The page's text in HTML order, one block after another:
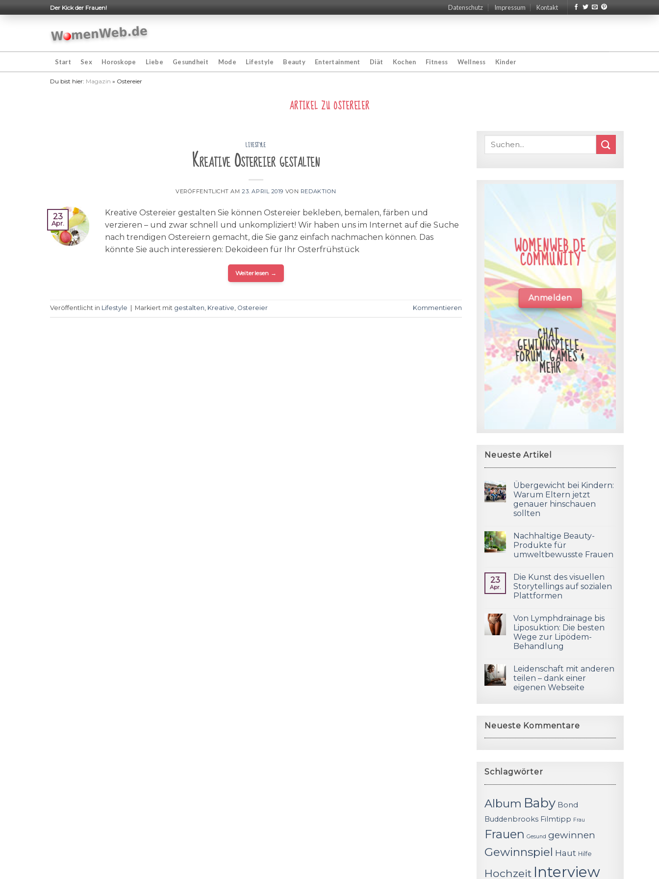
to
Der Kick der Frauen! Datenschutz Impressum Kontakt
Start Sex Horoskope Liebe Gesundheit Mode Lifestyle Beauty Entertainment Diät Kochen Fitness Wellness Kinder
Du bist hier: Magazin » Ostereier
ARTIKEL ZU OSTEREIER
LIFESTYLE
Kreative Ostereier gestalten
VERÖFFENTLICHT AM23. APRIL 2019 VON REDAKTION
23
Apr.
Kreative Ostereier gestalten Sie können Ostereier bekleben, bemalen, färben und
verzieren – und zwar schnell und unkompliziert! Wir haben uns im Internet auf die Suche
nach trendigen Ostereiern gemacht, die Sie ganz einfach nachmachen können. Das
könnte Sie auch interessieren: Dekoideen für Ihr Osterfrühstück
Weiterlesen →
Veröffentlicht in Lifestyle Markiert mit gestalten, Kreative, Ostereier Kommentieren
WOMENWEB.DE
COMMUNITY
Anmelden
CHAT,
GEWINNSPIELE,
FORUM, GAMES &
MEHR
Neueste Artikel
Übergewicht bei Kindern:
Warum Eltern jetzt
genauer hinschauen
sollten
Nachhaltige Beauty-
Produkte für
umweltbewusste Frauen
23
Apr.
Die Kunst des visuellen
Storytellings auf sozialen
Plattformen
Von Lymphdrainage bis
Liposuktion: Die besten
Wege zur Lipödem-
Behandlung
Leidenschaft mit anderen
teilen – dank einer
eigenen Webseite
Neueste Kommentare
Schlagwörter
Album Baby Bond
Buddenbrooks Filmtipp Frau
Frauen Gesund gewinnen
Gewinnspiel Haut Hilfe
Hochzeit Interview